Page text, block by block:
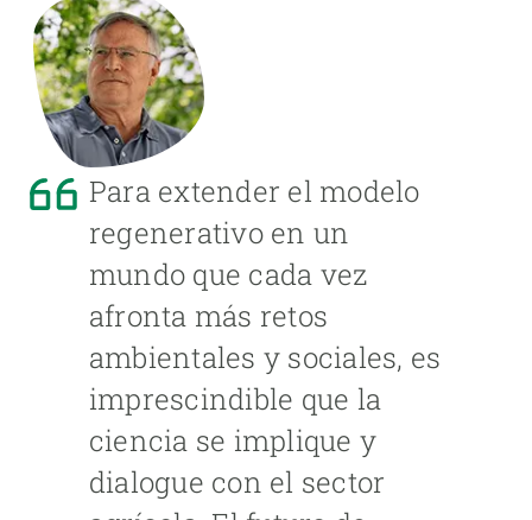
Para extender el modelo
regenerativo en un
mundo que cada vez
afronta más retos
ambientales y sociales, es
imprescindible que la
ciencia se implique y
dialogue con el sector